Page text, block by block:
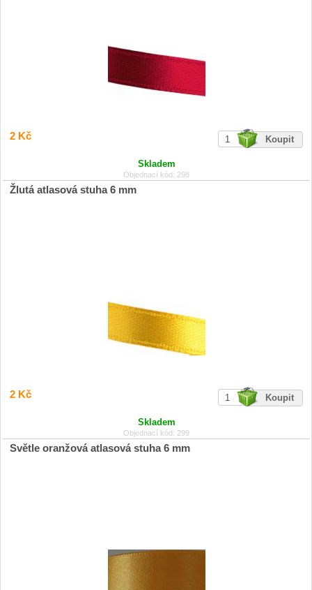
2 Kč
Skladem
Objednací kód: 298
Žlutá atlasová stuha 6 mm
2 Kč
Skladem
Objednací kód: 299
Světle oranžová atlasová stuha 6 mm